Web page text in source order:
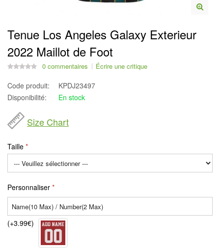
Tenue Los Angeles Galaxy Exterieur
2022 Maillot de Foot
0 commentaires Écrire une critique
Code produit:
KPDJ23497
Disponibilité:
En stock
Size Chart
Taille
Personnaliser
(+3.99€)